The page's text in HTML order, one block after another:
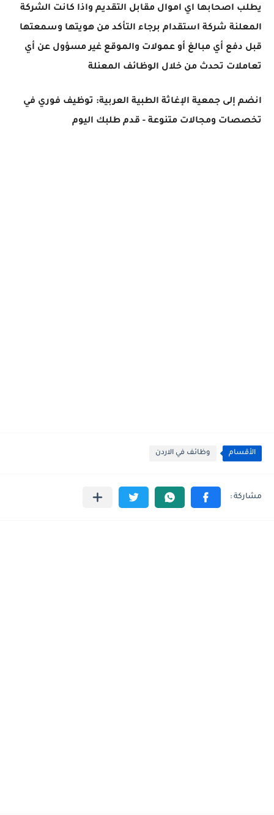
يطلب اصحابها اي اموال مقابل التقديم واذا كانت الشركة
المعلنة شركة استقدام برجاء التأكد من هويتها وسمعتها
قبل دفع أي مبالغ أو عمولات والموقع غير مسؤول عن أي
تعاملات تحدث من خلال الوظائف المعنلة
انضم إلى جمعية الإغاثة الطبية العربية: توظيف فوري في
تخصصات ومجالات متنوعة - قدم طلبك اليوم
الأقسام وظائف في الاردن